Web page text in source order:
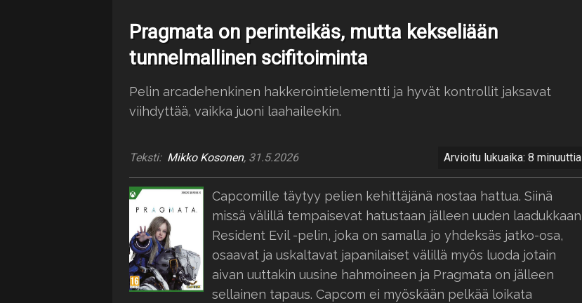
Pragmata on perinteikäs, mutta kekseliään
tunnelmallinen scifitoiminta
Pelin arcadehenkinen hakkerointielementti ja hyvät kontrollit jaksavat
viihdyttää, vaikka juoni laahaileekin.
Teksti: Mikko Kosonen, 31.5.2026 Arvioitu lukuaika: 8 minuuttia
Capcomille täytyy pelien kehittäjänä nostaa hattua. Siinä
missä välillä tempaisevat hatustaan jälleen uuden laadukkaan
Resident Evil -pelin, joka on samalla jo yhdeksäs jatko-osa,
osaavat ja uskaltavat japanilaiset välillä myös luoda jotain
aivan uuttakin uusine hahmoineen ja Pragmata on jälleen
sellainen tapaus. Capcom ei myöskään pelkää loikata